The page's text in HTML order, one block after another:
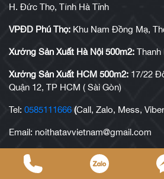
H. Đức Thọ, Tỉnh Hà Tĩnh
VPĐD Phú Thọ: Khu Nam Đồng Mạ,
Xưởng Sản Xuất Hà Nội 500m2: Thanh
Xưởng Sản Xuất HCM 500m2: 17/22
Quận 12, TP HCM ( Sài Gòn)
Tel: 0585111666 (Call, Zalo, Mess,
Email: noithatavvietnam@gmail.com